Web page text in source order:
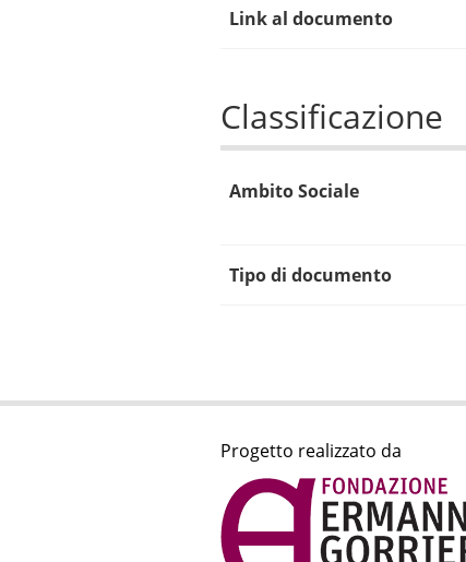
Link al documento
Classificazione
Ambito Sociale
Tipo di documento
Progetto realizzato da